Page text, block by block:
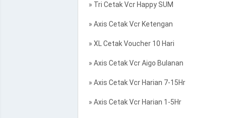
» Tri Cetak Vcr Happy SUM
» Axis Cetak Vcr Ketengan
» XL Cetak Voucher 10 Hari
» Axis Cetak Vcr Aigo Bulanan
» Axis Cetak Vcr Harian 7-15Hr
» Axis Cetak Vcr Harian 1-5Hr